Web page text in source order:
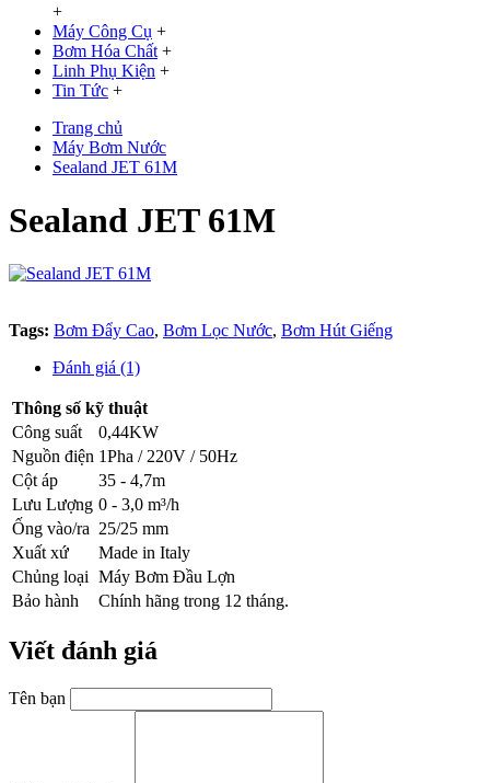
+
Máy Công Cụ +
Bơm Hóa Chất +
Linh Phụ Kiện +
Tin Tức +
Trang chủ
Máy Bơm Nước
Sealand JET 61M
Sealand JET 61M
Tags: Bơm Đẩy Cao, Bơm Lọc Nước, Bơm Hút Giếng
Đánh giá (1)
Thông số kỹ thuật
Công suất
0,44KW
Nguồn điện 1Pha / 220V / 50Hz
Cột áp
35 - 4,7m
Lưu Lượng 0 - 3,0 m³/h
Ống vào/ra 25/25 mm
Xuất xứ
Made in Italy
Chủng loại Máy Bơm Đầu Lợn
Bảo hành
Chính hãng trong 12 tháng.
Viết đánh giá
Tên bạn